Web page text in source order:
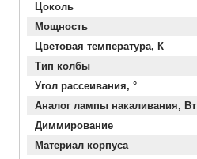
Цоколь
Мощность
Цветовая температура, К
Тип колбы
Угол рассеивания, °
Аналог лампы накаливания, Вт
Диммирование
Материал корпуса